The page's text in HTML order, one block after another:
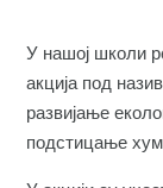
У нашој школи
акција под
развијање
подстицање